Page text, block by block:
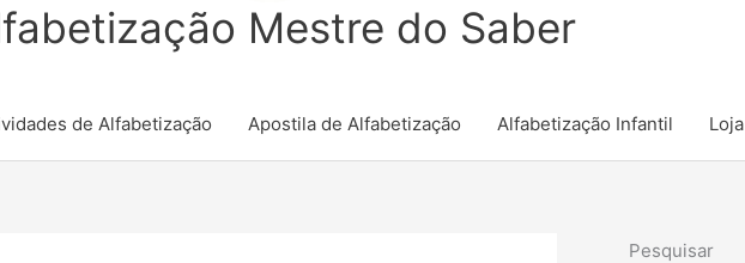
Mestre do Saber
de Alfabetização Apostila de Alfabetização Alfabetização Infantil Loja
Pesquisar